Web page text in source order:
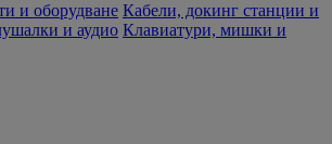
и оборудване Кабели, докинг станции и
и аудио Клавиатури, мишки и